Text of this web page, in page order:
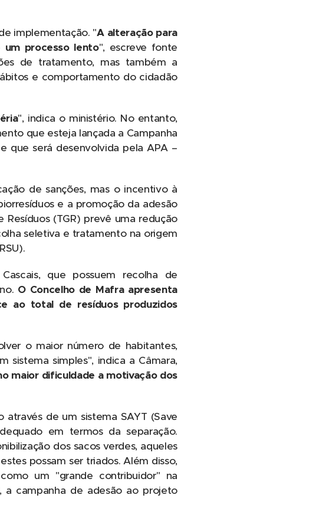
implementação. "A alteração para
um processo lento", escreve fonte
de tratamento, mas também a
e comportamento do cidadão
", indica o ministério. No entanto,
que esteja lançada a Campanha
que será desenvolvida pela APA –
de sanções, mas o incentivo à
e a promoção da adesão
(TGR) prevê uma redução
seletiva e tratamento na origem
que possuem recolha de
O Concelho de Mafra apresenta
ao total de resíduos produzidos
o maior número de habitantes,
sistema simples", indica a Câmara,
maior dificuldade a motivação dos
de um sistema SAYT (Save
em termos da separação.
dos sacos verdes, aqueles
possam ser triados. Além disso,
um "grande contribuidor" na
a campanha de adesão ao projeto